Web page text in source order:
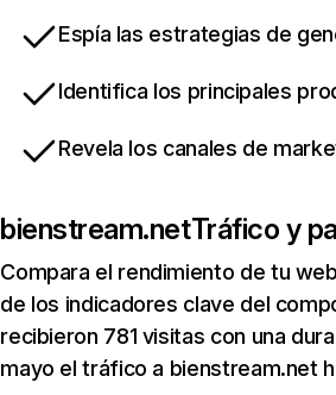
Espía las estrategias de
Identifica los principales
Revela los canales de
bienstream.netTráfico y
Compara el rendimiento de tu
de los indicadores clave del
recibieron 781 visitas con una
mayo el tráfico a bienstream.net